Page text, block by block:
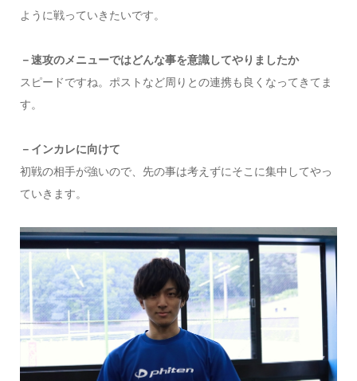
ように戦っていきたいです。
－速攻のメニューではどんな事を意識してやりましたか
スピードですね。ポストなど周りとの連携も良くなってきてま
す。
－インカレに向けて
初戦の相手が強いので、先の事は考えずにそこに集中してやっ
ていきます。